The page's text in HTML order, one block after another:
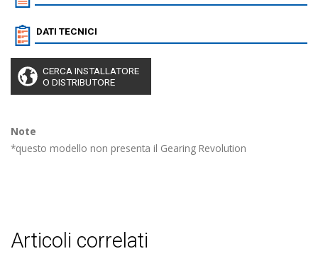
DATI TECNICI
CERCA INSTALLATORE
O DISTRIBUTORE
Note
*questo modello non presenta il Gearing Revolution
articoli correlati